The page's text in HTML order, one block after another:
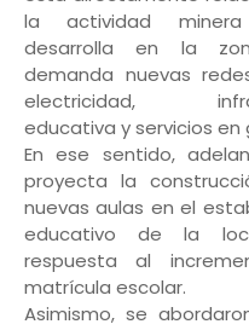
la actividad
desarrolla en la
demanda nuevas
electricidad,
educativa y servicios en
En ese sentido,
proyecta la
nuevas aulas en el
educativo de la
respuesta al
matrícula escolar.
Asimismo, se